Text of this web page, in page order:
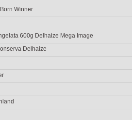
Winner
600g Delhaize Mega Image
Delhaize